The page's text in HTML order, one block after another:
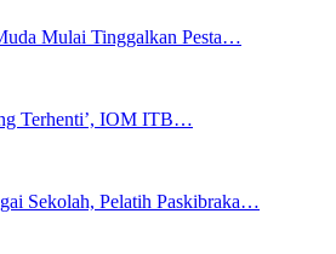
Mulai Tinggalkan Pesta…
Terhenti’, IOM ITB…
Sekolah, Pelatih Paskibraka…